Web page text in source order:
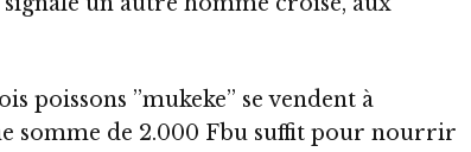
’’mukeke’’ se vendent à
somme de 2.000 Fbu suffit pour nourrir